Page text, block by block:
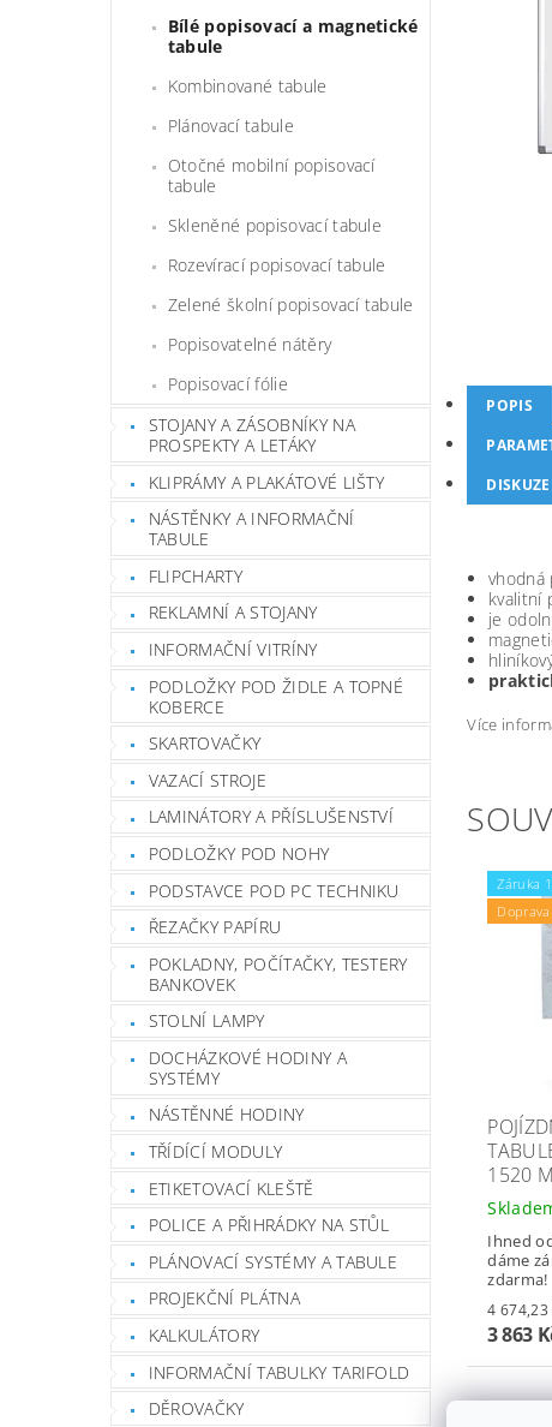
Bílé popisovací a magnetické
tabule
Kombinované tabule
Plánovací tabule
Otočné mobilní popisovací
tabule
Skleněné popisovací tabule
Rozevírací popisovací tabule
Zelené školní popisovací tabule
Popisovatelné nátěry
Popisovací fólie
STOJANY A ZÁSOBNÍKY NA
PROSPEKTY A LETÁKY
KLIPRÁMY A PLAKÁTOVÉ LIŠTY
NÁSTĚNKY A INFORMAČNÍ
TABULE
FLIPCHARTY
REKLAMNÍ A STOJANY
INFORMAČNÍ VITRÍNY
PODLOŽKY POD ŽIDLE A TOPNÉ
KOBERCE
SKARTOVAČKY
VAZACÍ STROJE
LAMINÁTORY A PŘÍSLUŠENSTVÍ
PODLOŽKY POD NOHY
PODSTAVCE POD PC TECHNIKU
ŘEZAČKY PAPÍRU
POKLADNY, POČÍTAČKY, TESTERY
BANKOVEK
STOLNÍ LAMPY
DOCHÁZKOVÉ HODINY A
SYSTÉMY
NÁSTĚNNÉ HODINY
TŘÍDÍCÍ MODULY
ETIKETOVACÍ KLEŠTĚ
POLICE A PŘIHRÁDKY NA STŮL
PLÁNOVACÍ SYSTÉMY A TABULE
PROJEKČNÍ PLÁTNA
KALKULÁTORY
INFORMAČNÍ TABULKY TARIFOLD
DĚROVAČKY
POPIS
DISKUZE
vhodná
kvalitní
je
Více
Záruka
1520
Ihned
dáme
zdarma!
3 863